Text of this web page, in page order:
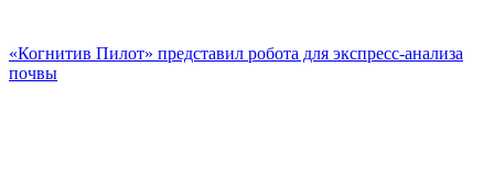
«Когнитив Пилот» представил робота для экспресс-анализа
почвы